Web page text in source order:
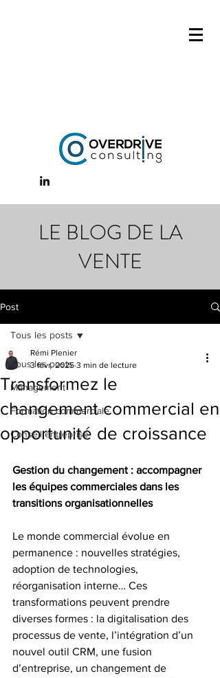
LE BLOG DE LA
VENTE
Post
Tous les posts
Management
Formation commerciale
Conseil entreprise
Tous les posts
Transformez le
changement commercial en
opportunité de croissance
Rémi Plenier
3 févr. 2025 3 min de lecture
Gestion du changement : accompagner
les équipes commerciales dans les
transitions organisationnelles
Le monde commercial évolue en
permanence : nouvelles stratégies,
adoption de technologies,
réorganisation interne… Ces
transformations peuvent prendre
diverses formes : la digitalisation des
processus de vente, l’intégration d’un
nouvel outil CRM, une fusion
d’entreprise, un changement de